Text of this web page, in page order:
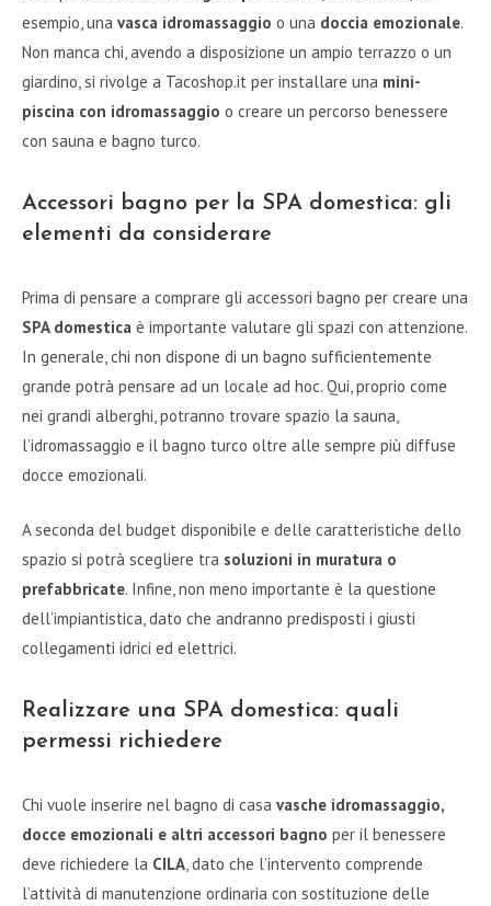
esempio, una vasca idromassaggio o una doccia emozionale.
Non manca chi, avendo a disposizione un ampio terrazzo o un
giardino, si rivolge a Tacoshop.it per installare una mini-
piscina con idromassaggio o creare un percorso benessere
con sauna e bagno turco.
Accessori bagno per la SPA domestica: gli
elementi da considerare
Prima di pensare a comprare gli accessori bagno per creare una
SPA domestica è importante valutare gli spazi con attenzione.
In generale, chi non dispone di un bagno sufficientemente
grande potrà pensare ad un locale ad hoc. Qui, proprio come
nei grandi alberghi, potranno trovare spazio la sauna,
l’idromassaggio e il bagno turco oltre alle sempre più diffuse
docce emozionali.
A seconda del budget disponibile e delle caratteristiche dello
spazio si potrà scegliere tra soluzioni in muratura o
prefabbricate. Infine, non meno importante è la questione
dell’impiantistica, dato che andranno predisposti i giusti
collegamenti idrici ed elettrici.
Realizzare una SPA domestica: quali
permessi richiedere
Chi vuole inserire nel bagno di casa vasche idromassaggio,
docce emozionali e altri accessori bagno per il benessere
deve richiedere la CILA , dato che l’intervento comprende
l’attività di manutenzione ordinaria con sostituzione delle